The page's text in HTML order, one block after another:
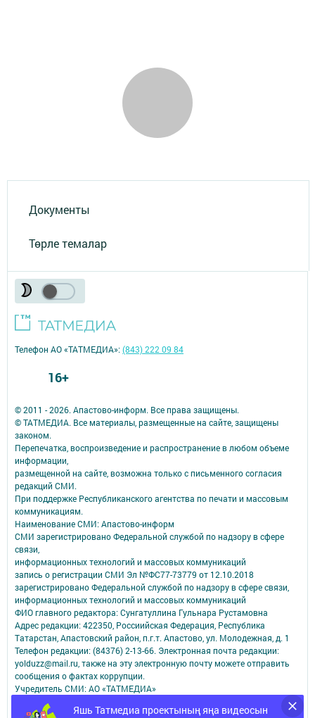
Документы
Төрле темалар
Яшь Татмедиа проектының яңа видеосын
© 2011 - 2026. Апастово-информ. Все права защищены.
© ТАТМЕДИА. Все материалы, размещенные на сайте, защищены
законом.
Перепечатка, воспроизведение и распространение в любом объеме
информации,
размещенной на сайте, возможна только с письменного согласия
редакций СМИ.
При поддержке Республиканского агентства по печати и массовым
коммуникациям.
Наименование СМИ: Апастово-информ
СМИ зарегистрировано Федеральной службой по надзору в сфере
связи,
информационных технологий и массовых коммуникаций
запись о регистрации СМИ Эл №ФС77-73779 от 12.10.2018
зарегистрировано Федеральной службой по надзору в сфере связи,
информационных технологий и массовых коммуникаций
ФИО главного редактора: Сунгатуллина Гульнара Рустамовна
Адрес редакции: 422350, Россиийская Федерация, Республика
Татарстан, Апастовский район, п.г.т. Апастово, ул. Молодежная, д. 1
Телефон редакции: (84376) 2-13-66. Электронная почта редакции:
yolduzz@mail.ru, также на эту электронную почту можете отправить
сообщения о фактах коррупции.
Учредитель СМИ: АО «ТАТМЕДИА»
Антикоррупционная политика
Телефон АО «ТАТМЕДИА»:(843) 222 09 84
16+